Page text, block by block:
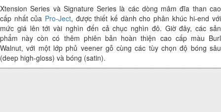
Xtension Series và Signature Series là các dòng mâm đĩa than cao
cấp nhất của Pro-Ject, được thiết kế dành cho phân khúc hi-end với
mức giá lên tới vài nghìn đến cả chục nghìn đô. Giờ đây, các sản
phẩm này còn có thêm phiên bản hoàn thiện cao cấp màu Burl
Walnut, với một lớp phủ veener gỗ cùng các tùy chọn độ bóng sâu
(deep high-gloss) và bóng (satin).